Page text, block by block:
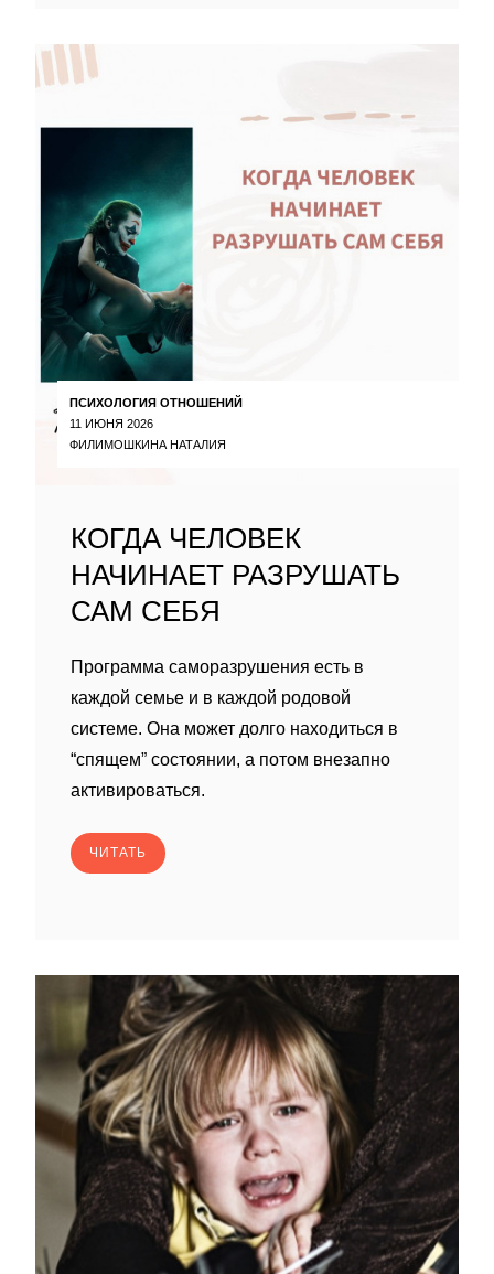
ПСИХОЛОГИЯ ОТНОШЕНИЙ
11 ИЮНЯ 2026
ФИЛИМОШКИНА НАТАЛИЯ
КОГДА ЧЕЛОВЕК
НАЧИНАЕТ РАЗРУШАТЬ
САМ СЕБЯ
Программа саморазрушения есть в
каждой семье и в каждой родовой
системе. Она может долго находиться в
“спящем” состоянии, а потом внезапно
активироваться.
ЧИТАТЬ